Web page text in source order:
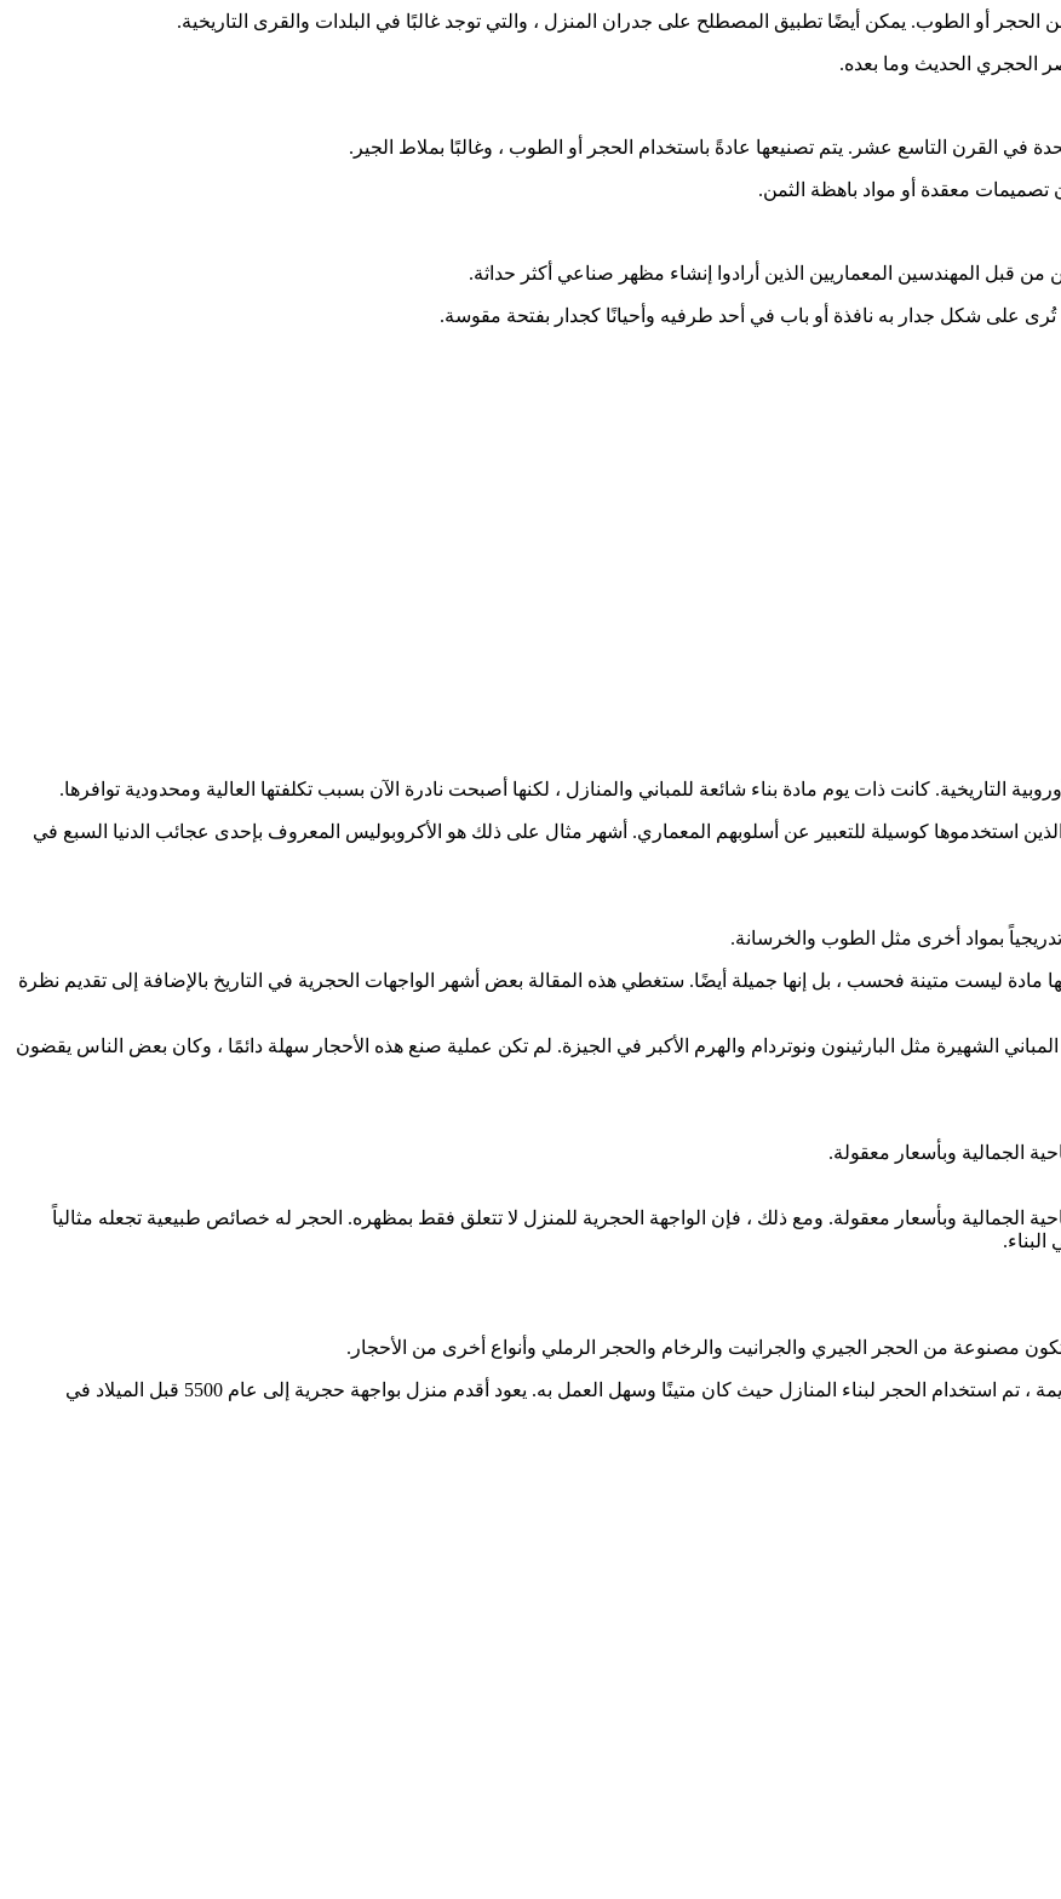
أو الطوب. يمكن أيضًا تطبيق المصطلح على جدران المنزل ، والتي توجد غالبًا في البلدات والقرى التاريخية.
الحجري الحديث وما بعده.
في القرن التاسع عشر. يتم تصنيعها عادةً باستخدام الحجر أو الطوب ، وغالبًا بملاط الجير.
تصميمات معقدة أو مواد باهظة الثمن.
قبل المهندسين المعماريين الذين أرادوا إنشاء مظهر صناعي أكثر حداثة.
تُرى على شكل جدار به نافذة أو باب في أحد طرفيه وأحيانًا كجدار بفتحة مقوسة.
التاريخية. كانت ذات يوم مادة بناء شائعة للمباني والمنازل ، لكنها أصبحت نادرة الآن بسبب تكلفتها العالية ومحدودية توافرها.
استخدموها كوسيلة للتعبير عن أسلوبهم المعماري. أشهر مثال على ذلك هو الأكروبوليس المعروف بإحدى عجائب الدنيا السبع في
بمواد أخرى مثل الطوب والخرسانة.
مادة ليست متينة فحسب ، بل إنها جميلة أيضًا. ستغطي هذه المقالة بعض أشهر الواجهات الحجرية في التاريخ بالإضافة إلى تقديم نظرة
الشهيرة مثل البارثينون ونوتردام والهرم الأكبر في الجيزة. لم تكن عملية صنع هذه الأحجار سهلة دائمًا ، وكان بعض الناس يقضون
الجمالية وبأسعار معقولة.
الجمالية وبأسعار معقولة. ومع ذلك ، فإن الواجهة الحجرية للمنزل لا تتعلق فقط بمظهره. الحجر له خصائص طبيعية تجعله مثالياً
مصنوعة من الحجر الجيري والجرانيت والرخام والحجر الرملي وأنواع أخرى من الأحجار.
كانت منازل الواجهات الحجرية موجودة منذ فترة طويلة. في العصور القديمة ، تم استخدام الحجر لبناء المنازل حيث كان متينًا وسهل العمل به. يعود أقدم منزل بواجهة حجرية إلى عام 5500 قبل الميلاد في